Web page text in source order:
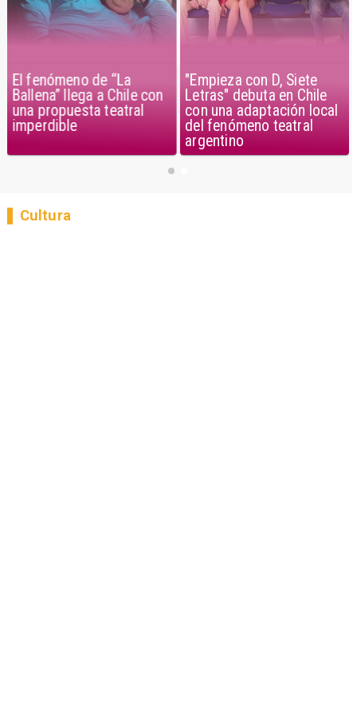
El fenómeno de “La
Ballena” llega a Chile con
una propuesta teatral
imperdible
"Empieza con D, Siete
Letras" debuta en Chile
con una adaptación local
del fenómeno teatral
argentino
Cultura